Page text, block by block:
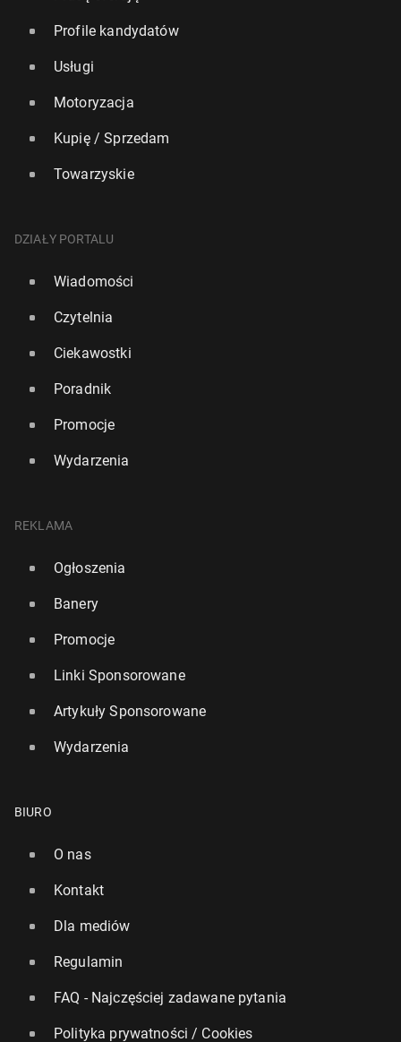
Profile kandydatów
Usługi
Motoryzacja
Kupię / Sprzedam
Towarzyskie
DZIAŁY PORTALU
Wiadomości
Czytelnia
Ciekawostki
Poradnik
Promocje
Wydarzenia
REKLAMA
Ogłoszenia
Banery
Promocje
Linki Sponsorowane
Artykuły Sponsorowane
Wydarzenia
BIURO
O nas
Kontakt
Dla mediów
Regulamin
FAQ - Najczęściej zadawane pytania
Polityka prywatności / Cookies